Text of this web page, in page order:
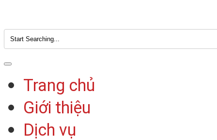
Trang chủ
Giới thiệu
Dịch vụ